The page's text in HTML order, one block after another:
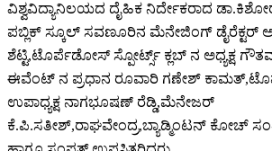
ವಿಶ್ವವಿದ್ಯಾನಿಲಯದ ದೈಹಿಕ ನಿರ್ದೇಕರಾದ
ಪಬ್ಲಿಕ್ ಸ್ಕೂಲ್ ಸವಣೂರಿನ ಮೆನೇಜಿಂಗ್ ಡೈರೆಕ್ಟರ್
ಶೆಟ್ಟಿ,ಟೊರ್ಪೆಡೋಸ್ ಸ್ಪೋರ್ಟ್ಸ್ ಕ್ಲಬ್ ನ ಅಧ್ಯಕ್ಷ
ಈವೆಂಟ್ ನ ಪ್ರಧಾನ ರೂವಾರಿ ಗಣೇಶ್
ಉಪಾಧ್ಯಕ್ಷ ನಾಗಭೂಷಣ್ ರೆಡ್ಡಿ,ಮೆನೇಜರ್
ಕೆ.ಪಿ.ಸತೀಶ್,ರಾಘವೇಂದ್ರ,ಬ್ಯಾಡ್ಮಿಂಟನ್ ಕೋಚ್